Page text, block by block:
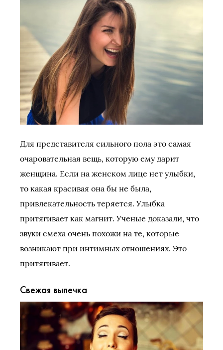
Для представителя сильного пола это самая
очаровательная вещь, которую ему дарит
женщина. Если на женском лице нет улыбки,
то какая красивая она бы не была,
привлекательность теряется. Улыбка
притягивает как магнит. Ученые доказали, что
звуки смеха очень похожи на те, которые
возникают при интимных отношениях. Это
притягивает.
Свежая выпечка